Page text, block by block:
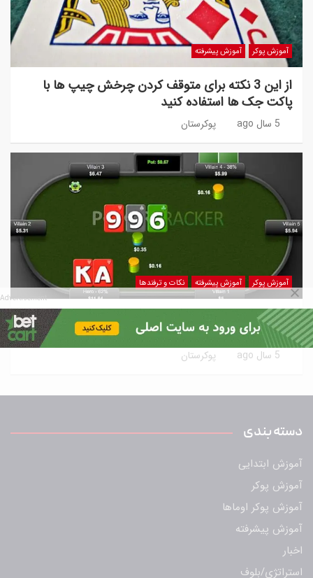
آموزش پوکر آموزش پیشرفته
از این 3 نکته برای متوقف کردن چرخش چیپ ها با
پاکت جک ها استفاده کنید
5 سال ago پوکرستان
آموزش پوکر آموزش پیشرفته نکات و ترفندها
10 مورد آموزش حرفه ای پوکر بکاررفته‌شده توسط
طرفداران این سبک
5 سال ago پوکرستان
دسته بندی
آموزش ابتدایی
آموزش پوکر
آموزش پوکر اوماها
آموزش پیشرفته
اخبار
استراتژی/بلوف
Advertisement